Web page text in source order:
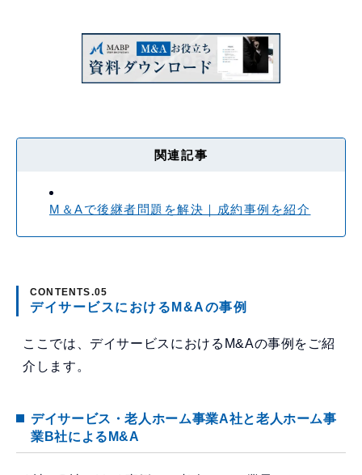
関連記事
M＆Aで後継者問題を解決｜成約事例を紹介
デイサービスにおけるM&Aの事例
ここでは、デイサービスにおけるM&Aの事例をご紹
介します。
デイサービス・老人ホーム事業A社と老人ホーム事
業B社によるM&A